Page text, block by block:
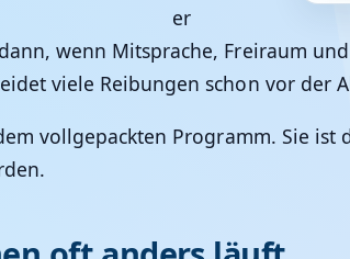
er
wenn Mitsprache, Freiraum
viele Reibungen schon vor der
vollgepackten Programm. Sie